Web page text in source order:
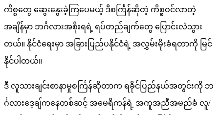
ကိစ္စတွေ ဆွေးနွေးခဲ့ကြပေမယ့် ဒီစင်္ကြန်ဆိုတဲ့ ကိစ္စဝင်လာတဲ့
အချိန်မှာ ဘင်္ဂလားအစိုးရရဲ့ ရပ်တည်ချက်တွေ ပြောင်းလဲသွား
တယ်။ နိုင်ငံရေးမှာ အခြားပြည်ပနိုင်ငံရဲ့ အလွှမ်းမိုးခံရတာကို မြင်
နိုင်ပါတယ်။
ဒီ လူသားချင်းစာနာမှုစင်္ကြန်ဆိုတာက ရခိုင်ပြည်နယ်အတွင်းကို ဘ
င်္ဂလားဒေ့ချ်ကနေတစ်ဆင့် အမေရိကန်ရဲ့ အကူအညီအမည်ခံ လူ/